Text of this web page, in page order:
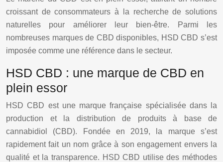
croissant de consommateurs à la recherche de solutions
naturelles pour améliorer leur bien-être. Parmi les
nombreuses marques de CBD disponibles, HSD CBD s’est
imposée comme une référence dans le secteur.
HSD CBD : une marque de CBD en
plein essor
HSD CBD est une marque française spécialisée dans la
production et la distribution de produits à base de
cannabidiol (CBD). Fondée en 2019, la marque s’est
rapidement fait un nom grâce à son engagement envers la
qualité et la transparence. HSD CBD utilise des méthodes